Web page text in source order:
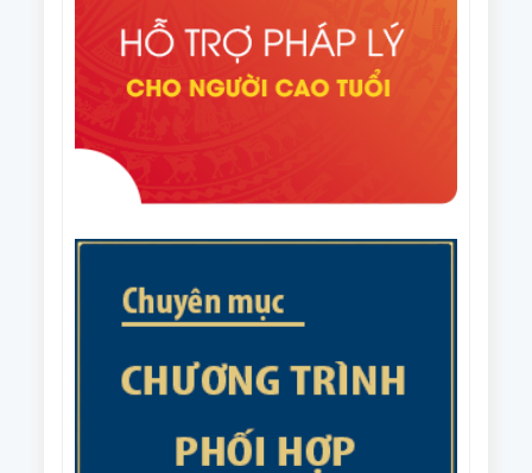
câu lạc bộ liên thế hệ tự giúp nhau đến năm 2035
Văn bản số 215/CV-HNCT/BCS ngày 31/7/2025 của
Ban Thường vụ Trung ương Hội NCT Việt Nam về
việc phối hợp tổ chức Giải cầu lông trung cao tuổi
Thường vụ Trung ương Hội NCT Việt Nam về các
nhiệm vụ trọng tâm năm 2026